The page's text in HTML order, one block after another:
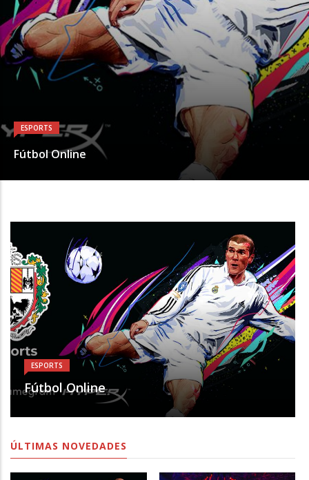
ESPORTS
Fútbol Online
ESPORTS
Fútbol Online
ÚLTIMAS NOVEDADES